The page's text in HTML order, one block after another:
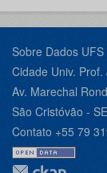
Sobre Dados UFS
Cidade Univ.
Av. Marechal
São Cristóvão -
Contato +55 79